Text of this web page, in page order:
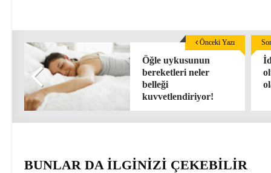
Öğle uykusunun
bereketleri neler
belleği
kuvvetlendiriyor!
Önceki Yazı
BUNLAR DA İLGİNİZİ ÇEKEBİLİR